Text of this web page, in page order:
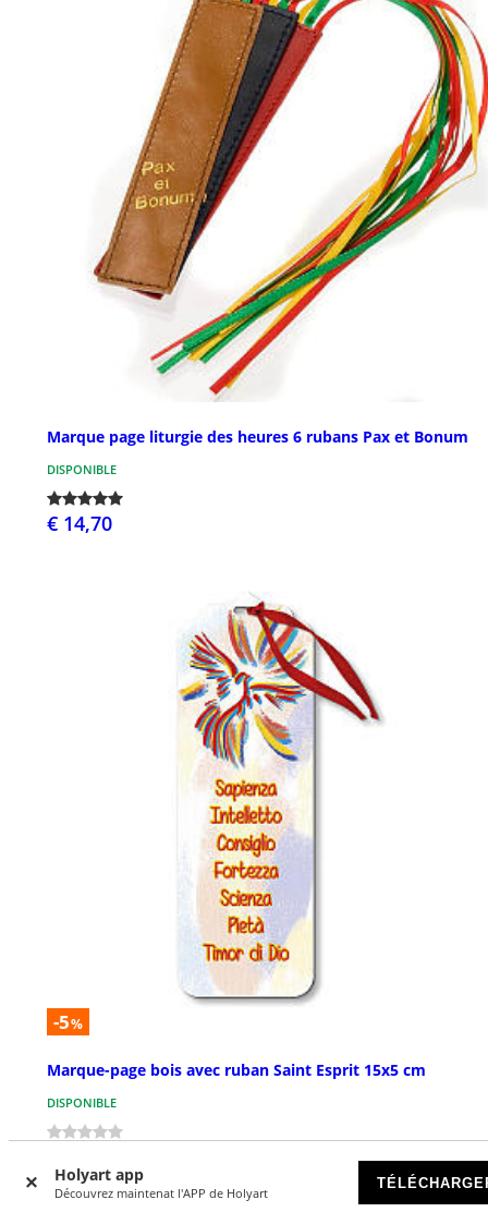
Holyart app
Découvrez maintenat l'APP de Holyart
Marque page liturgie des heures 6 rubans Pax et Bonum
DISPONIBLE
€ 14,70
-5%
Marque-page bois avec ruban Saint Esprit 15x5 cm
DISPONIBLE